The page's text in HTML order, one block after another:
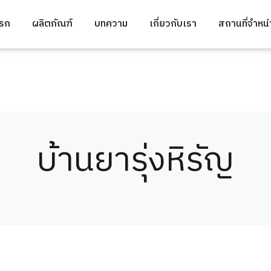
ก ผลิตภัณฑ์ บทความ เกี่ยวกับเรา สถานที่จำห
บ้านยารุ่งหิรัญ